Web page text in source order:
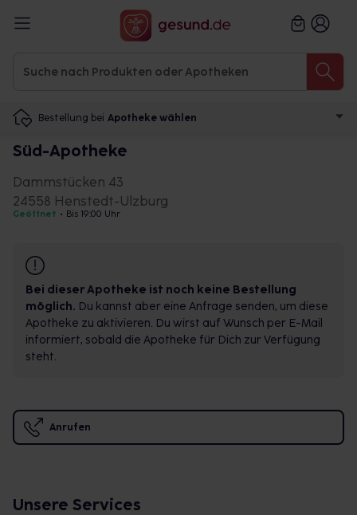
Bestellung bei Apotheke wählen
Süd-Apotheke
Dammstücken 43
24558 Henstedt-Ulzburg
Geöffnet • Bis 19:00 Uhr
Bei dieser Apotheke ist noch keine Bestellung
möglich. Du kannst aber eine Anfrage senden, um diese
Apotheke zu aktivieren. Du wirst auf Wunsch per E-Mail
informiert, sobald die Apotheke für Dich zur Verfügung
steht.
Anrufen
Unsere Services